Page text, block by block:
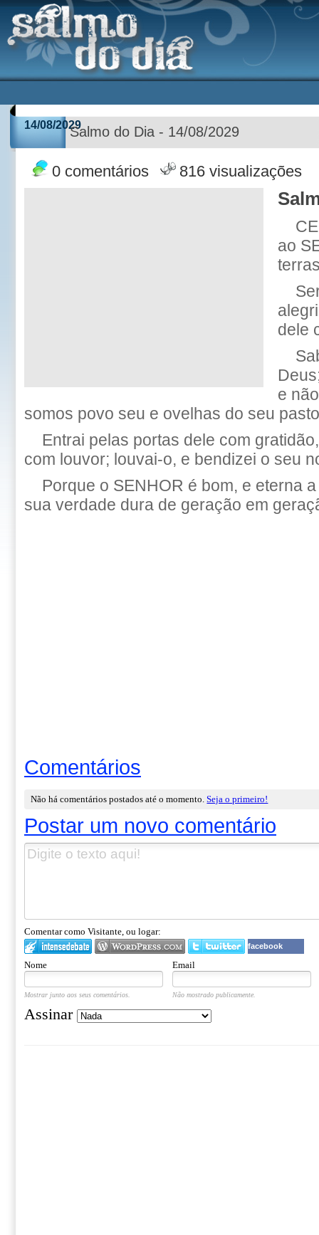
14/08/2029Salmo do Dia - 14/08/2029
0 comentários 816 visualizações
ao
dele
e
somos povo seu e ovelhas do seu
Entrai pelas portas dele com
com louvor; louvai-o, e bendizei o seu
Porque o SENHOR é bom, e eterna
sua verdade dura de geração em
Comentários
Não há comentários postados até o momento.Seja o primeiro!
Postar um novo comentário
Comentar como Visitante, ou logar:
facebook
Nome Email
Mostrar junto aos seus comentários. Não mostrado publicamente.
Assinar